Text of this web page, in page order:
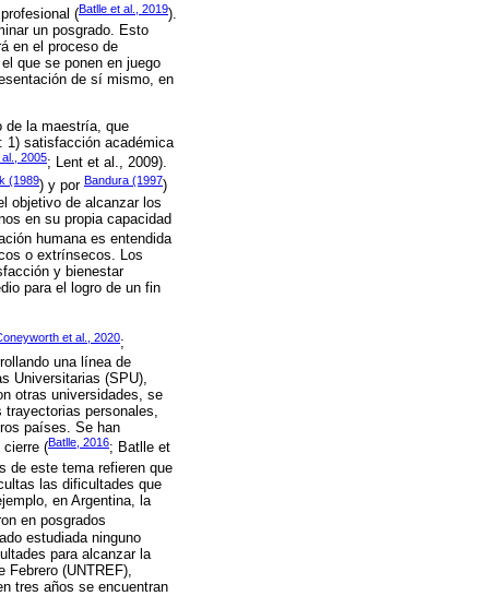
(Batlle et al., 2019).
un posgrado. Esto
en el proceso de
que se ponen en juego
de sí mismo, en
de la maestría, que
1) satisfacción académica
2005; Lent et al., 2009).
(1989) y por Bandura (1997)
objetivo de alcanzar los
en su propia capacidad
humana es entendida
o extrínsecos. Los
y bienestar
para el logro de un fin
et al., 2020;
una línea de
Universitarias (SPU),
otras universidades, se
personales,
países. Se han
cierre (Batlle, 2016; Batlle et
de este tema refieren que
las dificultades que
en Argentina, la
en posgrados
estudiada ninguno
para alcanzar la
(UNTREF),
tres años se encuentran